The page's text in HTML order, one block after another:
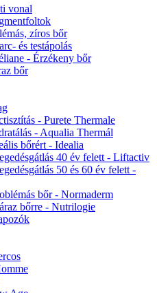
vonal
zíros bőr
és testápolás
- Érzékeny bőr
bőr
- Purete Thermale
- Aqualia Thermál
bőrért - Idealia
40 év felett - Liftactiv
50 és 60 év felett -
bőr - Normaderm
bőrre - Nutrilogie